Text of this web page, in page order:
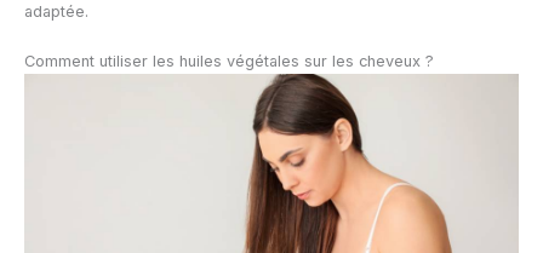
adaptée.
Comment utiliser les huiles végétales sur les cheveux ?